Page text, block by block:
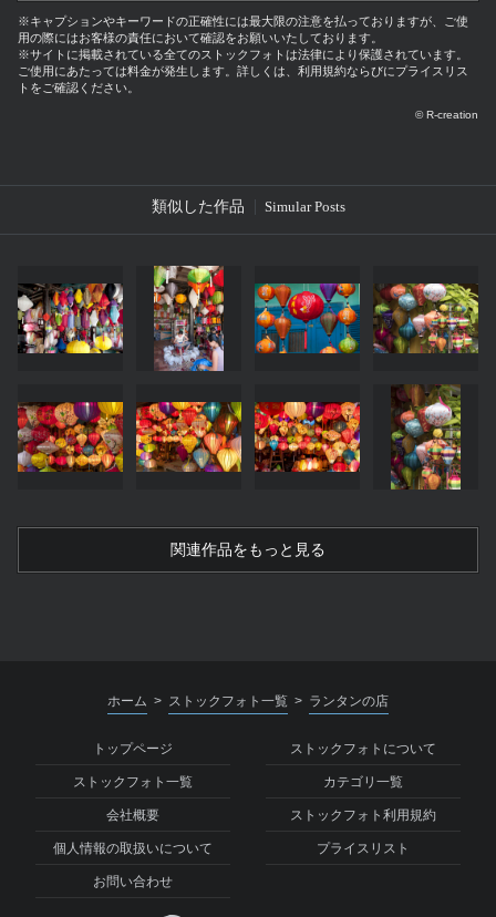
※キャプションやキーワードの正確性には最大限の注意を払っておりますが、ご使
用の際にはお客様の責任において確認をお願いいたしております。
※サイトに掲載されている全てのストックフォトは法律により保護されています。
ご使用にあたっては料金が発生します。詳しくは、利用規約ならびにプライスリス
トをご確認ください。
© R-creation
類似した作品 Simular Posts
関連作品をもっと見る
ホーム > ストックフォト一覧 > ランタンの店
トップページ ストックフォトについて
ストックフォト一覧 カテゴリ一覧
会社概要 ストックフォト利用規約
個人情報の取扱いについて プライスリスト
お問い合わせ